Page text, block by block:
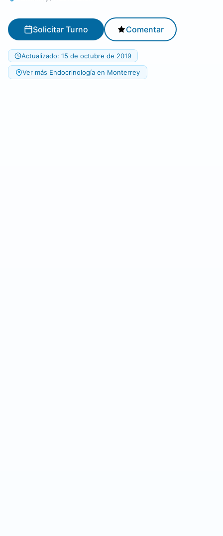
Solicitar Turno Comentar
Actualizado: 15 de octubre de 2019
Ver más Endocrinología en Monterrey